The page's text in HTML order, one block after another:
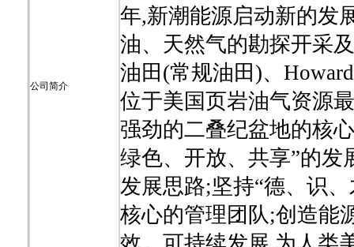
公司简介
年,新潮能源启动新的发
油、天然气的勘探开采
油田(常规油田)、
位于美国页岩油气资源
强劲的二叠纪盆地的核
绿色、开放、共享”的发
发展思路;坚持“德、识
核心的管理团队;创造能